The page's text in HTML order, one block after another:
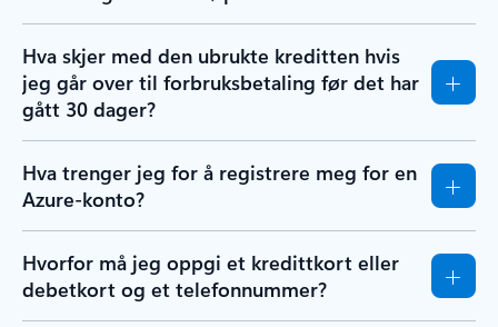
Hva skjer med den ubrukte kreditten hvis
jeg går over til forbruksbetaling før det har
gått 30 dager?
Hva trenger jeg for å registrere meg for en
Azure-konto?
Hvorfor må jeg oppgi et kredittkort eller
debetkort og et telefonnummer?